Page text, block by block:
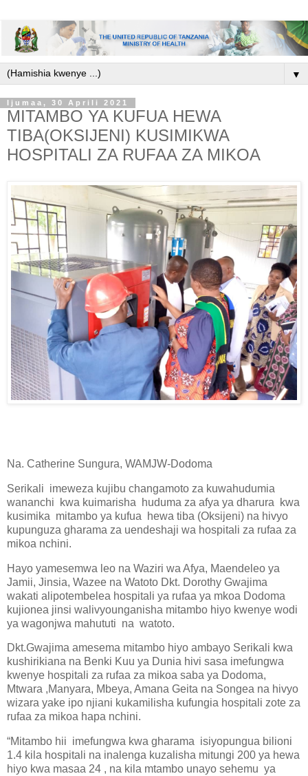
▼
Ijumaa, 30 Aprili 2021
MITAMBO YA KUFUA HEWA
TIBA(OKSIJENI) KUSIMIKWA
HOSPITALI ZA RUFAA ZA MIKOA
Na. Catherine Sungura, WAMJW-Dodoma
Serikali imeweza kujibu changamoto za kuwahudumia
wananchi kwa kuimarisha huduma za afya ya dharura kwa
kusimika mitambo ya kufua hewa tiba (Oksijeni) na hivyo
kupunguza gharama za uendeshaji wa hospitali za rufaa za
mikoa nchini.
Hayo yamesemwa leo na Waziri wa Afya, Maendeleo ya
Jamii, Jinsia, Wazee na Watoto Dkt. Dorothy Gwajima
wakati alipotembelea hospitali ya rufaa ya mkoa Dodoma
kujionea jinsi walivyounganisha mitambo hiyo kwenye wodi
ya wagonjwa mahututi na watoto.
Dkt.Gwajima amesema mitambo hiyo ambayo Serikali kwa
kushirikiana na Benki Kuu ya Dunia hivi sasa imefungwa
kwenye hospitali za rufaa za mikoa saba ya Dodoma,
Mtwara ,Manyara, Mbeya, Amana Geita na Songea na hivyo
wizara yake ipo njiani kukamilisha kufungia hospitali zote za
rufaa za mikoa hapa nchini.
“Mitambo hii imefungwa kwa gharama isiyopungua bilioni
1.4 kila hospitali na inalenga kuzalisha mitungi 200 ya hewa
hiyo kwa masaa 24 , na kila mtambo unayo sehemu ya